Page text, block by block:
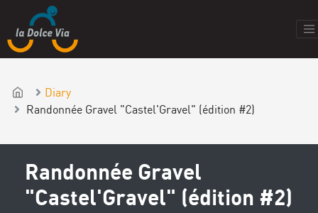
Diary
Randonnée Gravel "Castel'Gravel" (édition #2)
Randonnée Gravel
"Castel'Gravel" (édition #2)